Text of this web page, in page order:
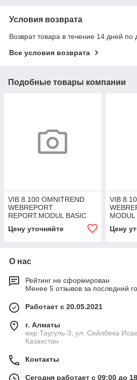
Условия возврата
Возврат товара в течение 14 дней по
Все условия возврата
Подобные товары компании
VIB 8.100 OMNITREND
WEBREPORT
REPORT.MODUL BASIC
Цену уточняйте
VIB
MODUL
USER
Цену
О нас
Рейтинг не сформирован
Менее 5 отзывов за последний
Работает с 20.05.2021
г. Алматы
мкр.Таугуль-3, ул. Сейлбека
Казахстан
Контакты
Сегодня работает с 09:00 до